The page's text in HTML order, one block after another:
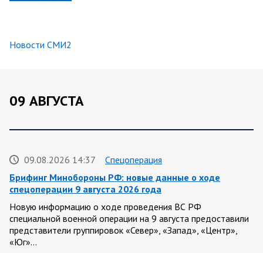
Новости СМИ2
09 АВГУСТА
09.08.2026 14:37
Спецоперация
Брифинг Минобороны РФ: новые данные о ходе
спецоперации 9 августа 2026 года
Новую информацию о ходе проведения ВС РФ
специальной военной операции на 9 августа предоставили
представители группировок «Север», «Запад», «Центр»,
«Юг»…